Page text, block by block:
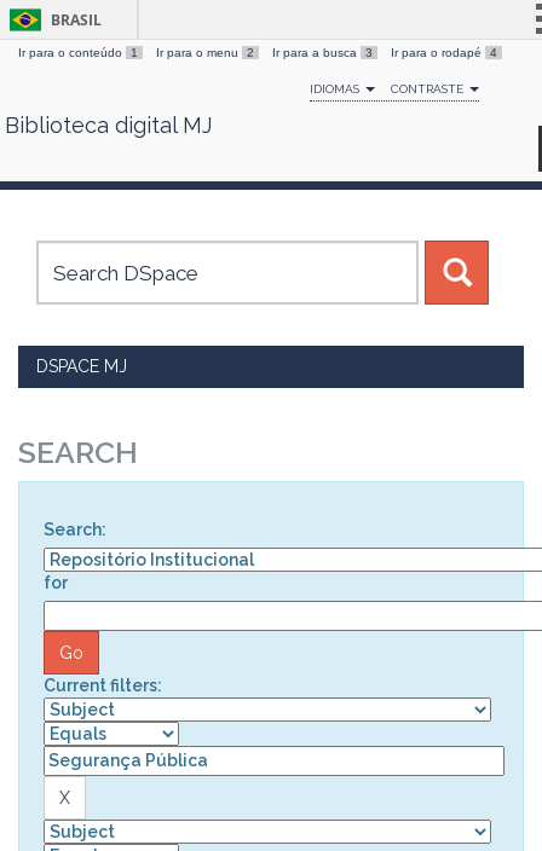
Skip
BRASIL
Simplifique!
Comunica BR
Canais
Ir para o conteúdo 1 Ir para o menu 2 Ir para a busca 3 Ir para o rodapé 4
IDIOMAS CONTRASTE
Biblioteca digital MJ
DSPACE MJ
SEARCH
Search:
for
Current filters: